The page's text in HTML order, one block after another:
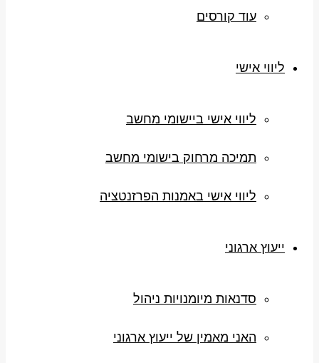
עוד קורסים
ליווי אישי
ליווי אישי ביישומי מחשב
תמיכה מרחוק בישומי מחשב
ליווי אישי באמנות הפרזנטציה
ייעוץ ארגוני
סדנאות מיומנויות ניהול
האני מאמין של ייעוץ ארגוני